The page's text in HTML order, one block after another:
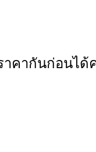
าคากันก่อนไ